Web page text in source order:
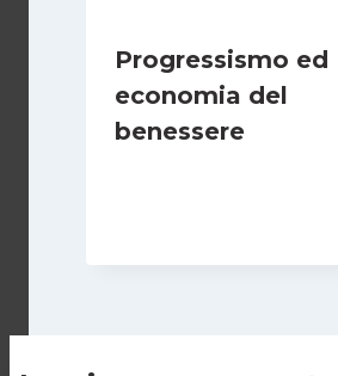
Progressismo ed
economia del
benessere